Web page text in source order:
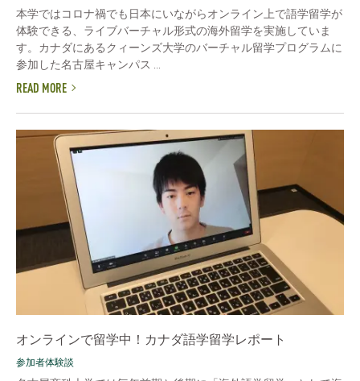
本学ではコロナ禍でも日本にいながらオンライン上で語学留学が
体験できる、ライブバーチャル形式の海外留学を実施していま
す。カナダにあるクィーンズ大学のバーチャル留学プログラムに
参加した名古屋キャンパス ...
READ MORE
オンラインで留学中！カナダ語学留学レポート
参加者体験談